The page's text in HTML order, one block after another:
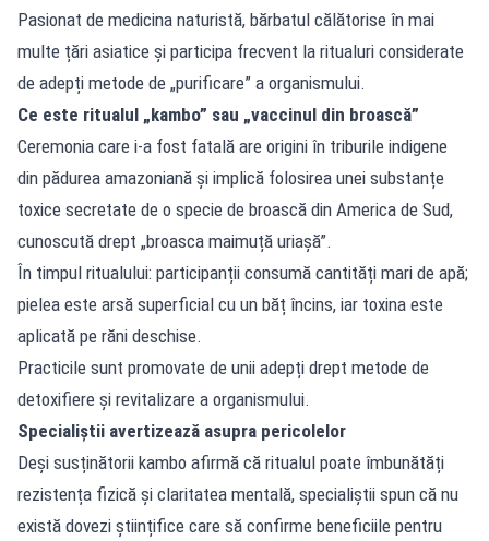
Pasionat de medicina naturistă, bărbatul călătorise în mai
multe țări asiatice și participa frecvent la ritualuri considerate
de adepți metode de „purificare” a organismului.
Ce este ritualul „kambo” sau „vaccinul din broască”
Ceremonia care i-a fost fatală are origini în triburile indigene
din pădurea amazoniană și implică folosirea unei substanțe
toxice secretate de o specie de broască din America de Sud,
cunoscută drept „broasca maimuță uriașă”.
În timpul ritualului: participanții consumă cantități mari de apă;
pielea este arsă superficial cu un băț încins, iar toxina este
aplicată pe răni deschise.
Practicile sunt promovate de unii adepți drept metode de
detoxifiere și revitalizare a organismului.
Specialiștii avertizează asupra pericolelor
Deși susținătorii kambo afirmă că ritualul poate îmbunătăți
rezistența fizică și claritatea mentală, specialiștii spun că nu
există dovezi științifice care să confirme beneficiile pentru